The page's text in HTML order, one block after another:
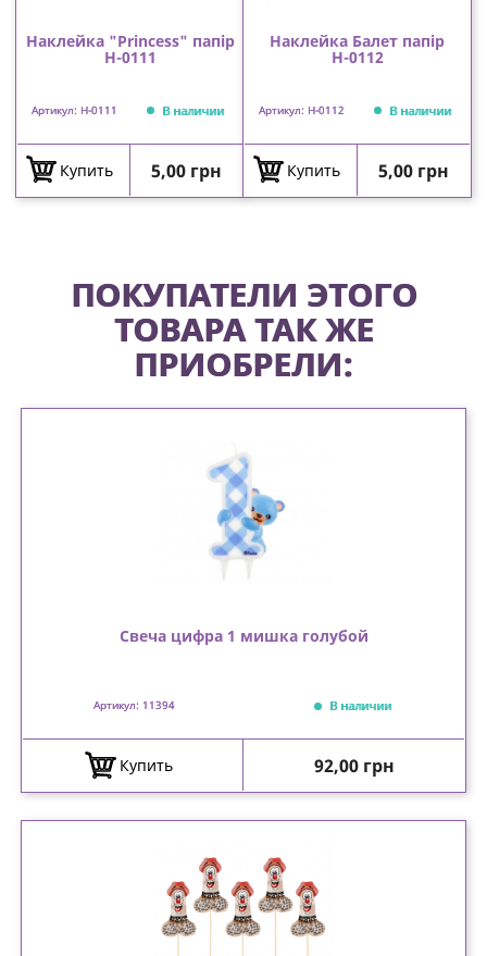
Наклейка "Princess" папір
Н-0111
Артикул: Н-0111 В наличии
Купить Цена
5,00 грн
Наклейка Балет папір
Н-0112
Артикул: Н-0112 В наличии
Купить Цена
5,00 грн
ПОКУПАТЕЛИ ЭТОГО
ТОВАРА ТАК ЖЕ
ПРИОБРЕЛИ:
Свеча цифра 1 мишка голубой
Артикул: 11394 В наличии
Купить Цена
92,00 грн